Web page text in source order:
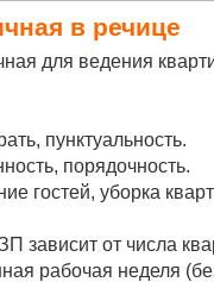
в речице
для ведения
пунктуальность.
порядочность.
гостей, уборка
зависит от числа
рабочая неделя